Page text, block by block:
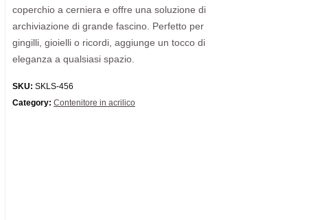
coperchio a cerniera e offre una soluzione di
archiviazione di grande fascino. Perfetto per
gingilli, gioielli o ricordi, aggiunge un tocco di
eleganza a qualsiasi spazio.
SKU: SKLS-456
Category: Contenitore in acrilico